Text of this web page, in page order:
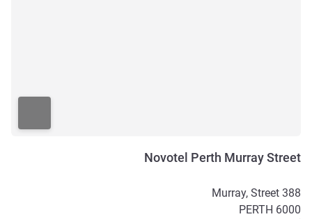
Novotel Perth Murray Street
388 Murray, Street
6000
PERTH